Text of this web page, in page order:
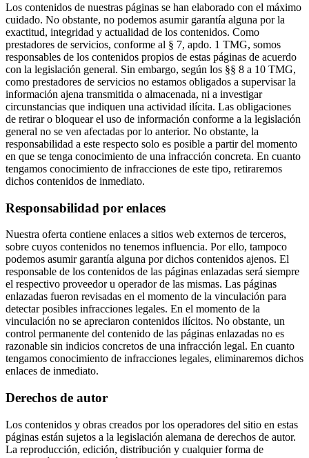
Los contenidos de nuestras páginas se han elaborado con el máximo
cuidado. No obstante, no podemos asumir garantía alguna por la
exactitud, integridad y actualidad de los contenidos. Como
prestadores de servicios, conforme al § 7, apdo. 1 TMG, somos
responsables de los contenidos propios de estas páginas de acuerdo
con la legislación general. Sin embargo, según los §§ 8 a 10 TMG,
como prestadores de servicios no estamos obligados a supervisar la
información ajena transmitida o almacenada, ni a investigar
circunstancias que indiquen una actividad ilícita. Las obligaciones
de retirar o bloquear el uso de información conforme a la legislación
general no se ven afectadas por lo anterior. No obstante, la
responsabilidad a este respecto solo es posible a partir del momento
en que se tenga conocimiento de una infracción concreta. En cuanto
tengamos conocimiento de infracciones de este tipo, retiraremos
dichos contenidos de inmediato.
Responsabilidad por enlaces
Nuestra oferta contiene enlaces a sitios web externos de terceros,
sobre cuyos contenidos no tenemos influencia. Por ello, tampoco
podemos asumir garantía alguna por dichos contenidos ajenos. El
responsable de los contenidos de las páginas enlazadas será siempre
el respectivo proveedor u operador de las mismas. Las páginas
enlazadas fueron revisadas en el momento de la vinculación para
detectar posibles infracciones legales. En el momento de la
vinculación no se apreciaron contenidos ilícitos. No obstante, un
control permanente del contenido de las páginas enlazadas no es
razonable sin indicios concretos de una infracción legal. En cuanto
tengamos conocimiento de infracciones legales, eliminaremos dichos
enlaces de inmediato.
Derechos de autor
Los contenidos y obras creados por los operadores del sitio en estas
páginas están sujetos a la legislación alemana de derechos de autor.
La reproducción, edición, distribución y cualquier forma de